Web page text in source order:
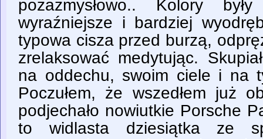
pozazmysłowo.. Kolory
wyraźniejsze i bardziej
typowa cisza przed burzą,
zrelaksować medytując.
na oddechu, swoim ciele i na
Poczułem, że wszedłem już
podjechało nowiutkie Porsche
to widlasta dziesiątka ze